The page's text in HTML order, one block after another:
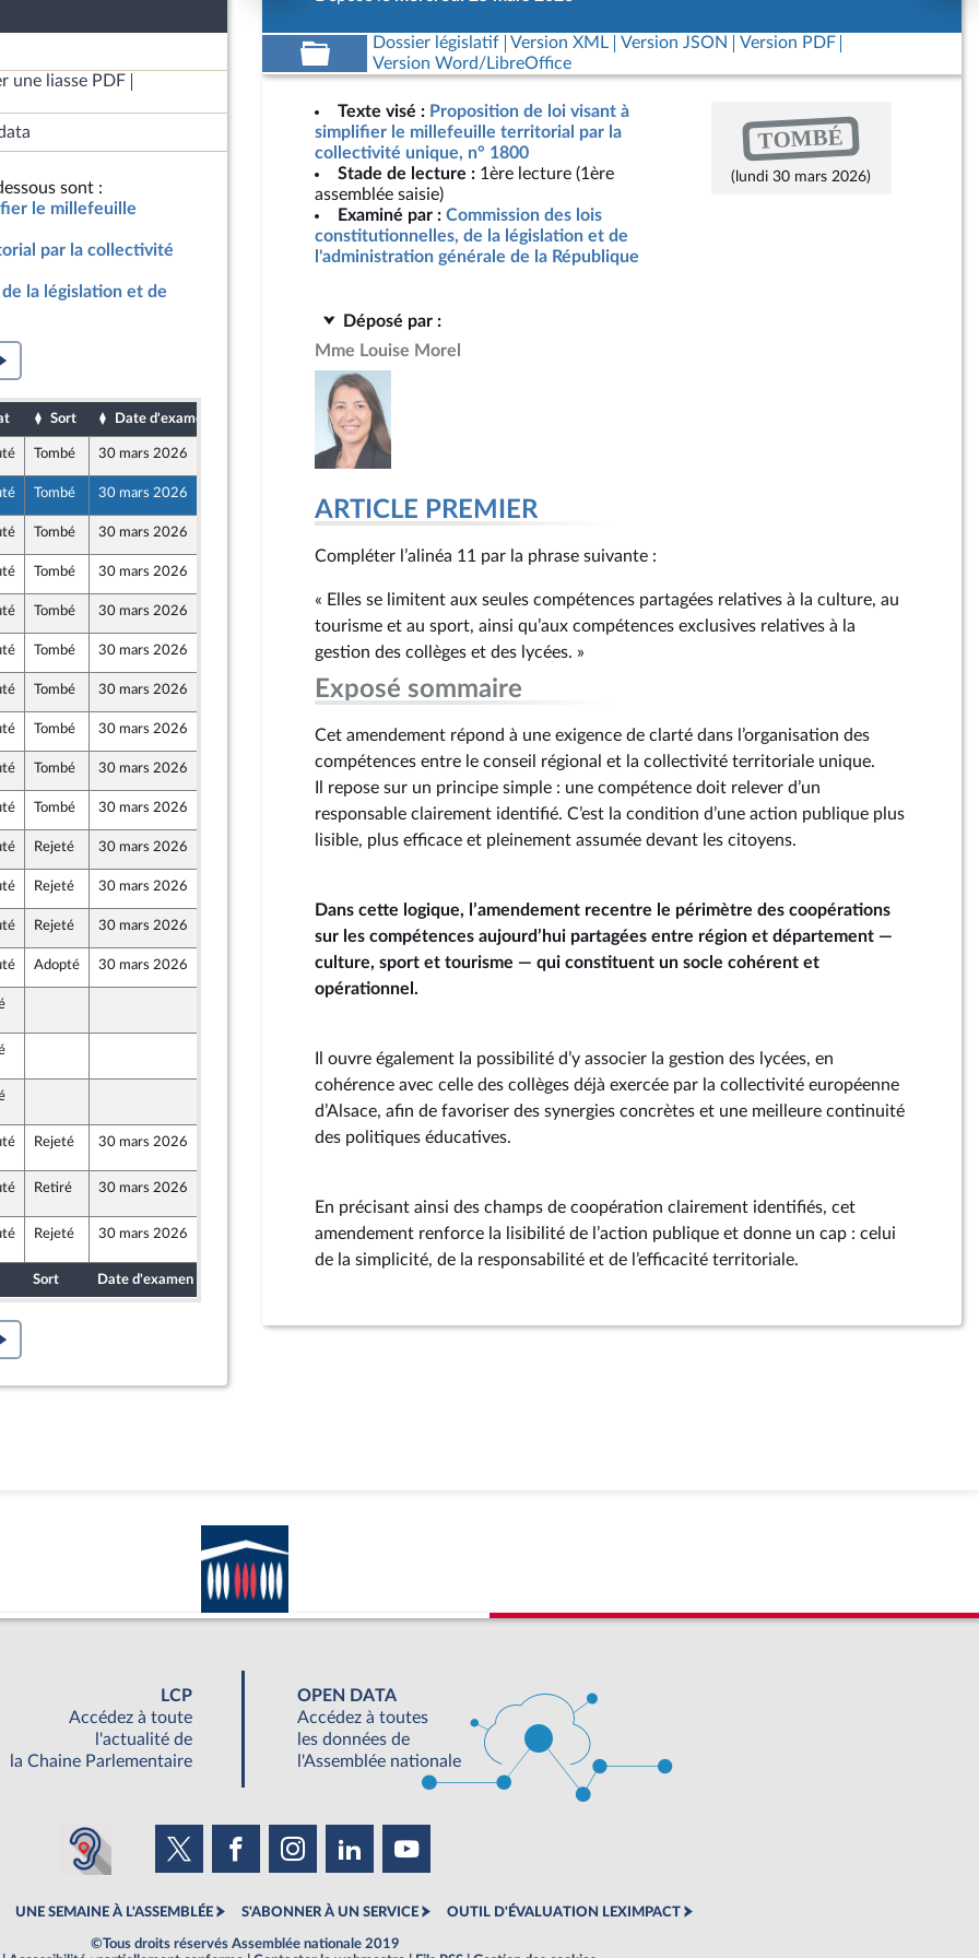
une liasse PDF
sont :
le millefeuille
par la collectivité
la législation et de
Sort Date d'examen Date de dépôt
Tombé 30 mars 2026 26 mars 2026
Tombé 30 mars 2026
Tombé 30 mars 2026
Tombé 30 mars 2026
Tombé 30 mars 2026
Tombé 30 mars 2026 26 mars 2026
Tombé 30 mars 2026
Tombé 30 mars 2026 25 mars 2026
Tombé 30 mars 2026 26 mars 2026
Tombé 30 mars 2026
Front Populaire
Rejeté 30 mars 2026 25 mars 2026
Rejeté 30 mars 2026
Rejeté 30 mars 2026
Adopté 30 mars 2026 29 mars 2026
(Rect)
(Rect) 30 mars 2026
(Rect)
(Rect)
Rejeté 30 mars 2026 30 mars 2026
(Rect)
Retiré 30 mars 2026
(Rect)
Rejeté 30 mars 2026 30 mars 2026
Sort Date d'examen
Dossier législatif Version XML Version JSON
Version PDF
Version Word/LibreOffice
Texte visé : Proposition de loi visant à
simplifier le millefeuille territorial par la
collectivité unique, n° 1800
Stade de lecture : 1ère lecture (1ère
assemblée saisie)
Examiné par : Commission des lois
constitutionnelles, de la législation et de
l'administration générale de la République
TOMBÉ
(lundi 30 mars 2026)
Déposé par :
Mme Louise Morel
ARTICLE PREMIER
Compléter l’alinéa 11 par la phrase suivante :
« Elles se limitent aux seules compétences partagées relatives à la culture, au
tourisme et au sport, ainsi qu’aux compétences exclusives relatives à la
gestion des collèges et des lycées. »
Exposé sommaire
Cet amendement répond à une exigence de clarté dans l’organisation des
compétences entre le conseil régional et la collectivité territoriale unique.
Il repose sur un principe simple : une compétence doit relever d’un
responsable clairement identifié. C’est la condition d’une action publique plus
lisible, plus efficace et pleinement assumée devant les citoyens.
Dans cette logique, l’amendement recentre le périmètre des coopérations
sur les compétences aujourd’hui partagées entre région et département —
culture, sport et tourisme — qui constituent un socle cohérent et
opérationnel.
Il ouvre également la possibilité d’y associer la gestion des lycées, en
cohérence avec celle des collèges déjà exercée par la collectivité européenne
d’Alsace, afin de favoriser des synergies concrètes et une meilleure continuité
des politiques éducatives.
En précisant ainsi des champs de coopération clairement identifiés, cet
amendement renforce la lisibilité de l’action publique et donne un cap : celui
de la simplicité, de la responsabilité et de l’efficacité territoriale.
LCP
Accédez à toute
l'actualité de
la Chaine Parlementaire
OPEN DATA
Accédez à toutes
les données de
l'Assemblée nationale
UNE SEMAINE À L'ASSEMBLÉE S'ABONNER À UN SERVICE OUTIL D'ÉVALUATION LEXIMPACT
©Tous droits réservés Assemblée nationale 2019